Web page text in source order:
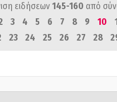
ειδήσεων145-160 από
3 4 5 6 7 8 9 10
23 24 25 26 27 28